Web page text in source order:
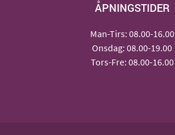
ÅPNINGSTIDER
Man-Tirs: 08.00-16.00
Onsdag: 08.00-19.00
Tors-Fre: 08.00-16.00